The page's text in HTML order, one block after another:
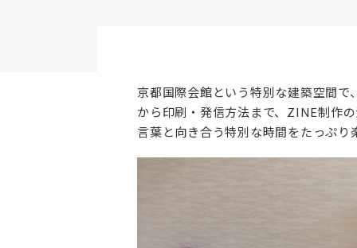
京都国際会館という特別な建築空間
から印刷・発信方法まで、ZINE制作
言葉と向き合う特別な時間をたっぷり